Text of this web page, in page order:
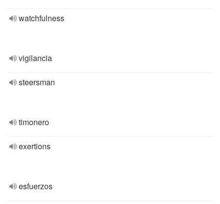
watchfulness
vigilancia
steersman
timonero
exertions
esfuerzos